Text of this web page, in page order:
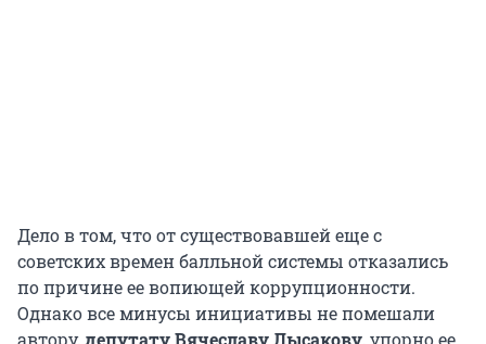
Дело в том, что от существовавшей еще с
советских времен балльной системы отказались
по причине ее вопиющей коррупционности.
Однако все минусы инициативы не помешали
автору,депутату Вячеславу Лысакову, упорно ее